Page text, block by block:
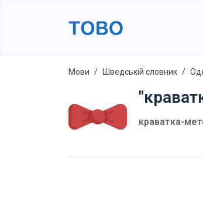
Мови Шведській словник
краватка-